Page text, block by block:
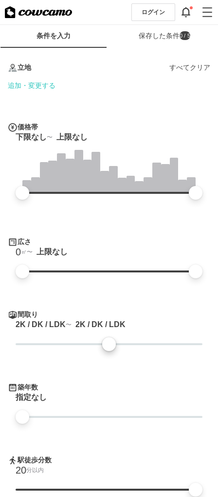
ログイン
条
条件を入力 保存した条件0 / 5
立地 すべてクリア
追加・変更する
価格帯
下限なし 上限なし
広さ
0㎡ 上限なし
間取り
2K / DK / LDK 2K / DK / LDK
築年数
指定なし
駅徒歩分数
20分以内